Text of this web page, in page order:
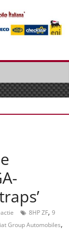
8HP ZF, 9
Group Automobiles,